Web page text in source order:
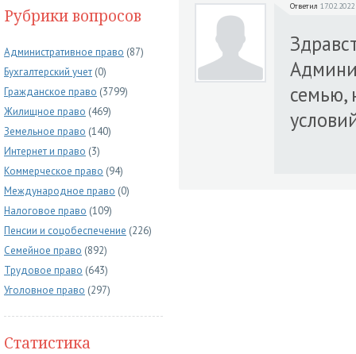
Рубрики вопросов
Административное право (87)
Бухгалтерский учет (0)
Гражданское право (3799)
Жилищное право (469)
Земельное право (140)
Интернет и право (3)
Коммерческое право (94)
Международное право (0)
Налоговое право (109)
Пенсии и соцобеспечение (226)
Семейное право (892)
Трудовое право (643)
Уголовное право (297)
Статистика
Ответил
семью,